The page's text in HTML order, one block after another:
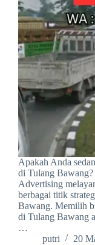
Apakah Anda
di Tulang
Advertising
berbagai titik
Bawang. Memilih
di Tulang Bawang
…
putri
20